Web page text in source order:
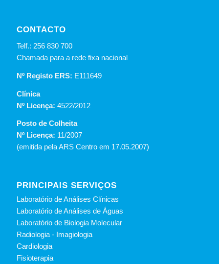
CONTACTO
Telf.: 256 830 700
Chamada para a rede fixa nacional
Nº Registo ERS: E111649
Clínica
Nº Licença: 4522/2012
Posto de Colheita
Nº Licença: 11/2007
(emitida pela ARS Centro em 17.05.2007)
PRINCIPAIS SERVIÇOS
Laboratório de Análises Clínicas
Laboratório de Análises de Águas
Laboratório de Biologia Molecular
Radiologia - Imagiologia
Cardiologia
Fisioterapia